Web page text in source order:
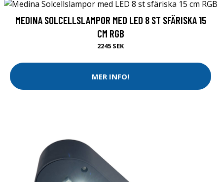
MEDINA SOLCELLSLAMPOR MED LED 8 ST SFÄRISKA 15
CM RGB
2245 SEK
MER INFO!